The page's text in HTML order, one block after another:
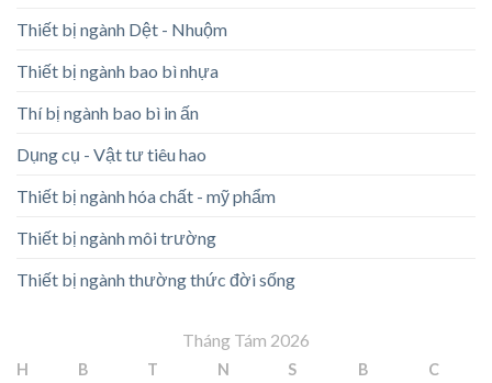
Thiết bị ngành Dệt - Nhuộm
Thiết bị ngành bao bì nhựa
Thí bị ngành bao bì in ấn
Dụng cụ - Vật tư tiêu hao
Thiết bị ngành hóa chất - mỹ phẩm
Thiết bị ngành môi trường
Thiết bị ngành thường thức đời sống
Tháng Tám 2026
H B T N S B C